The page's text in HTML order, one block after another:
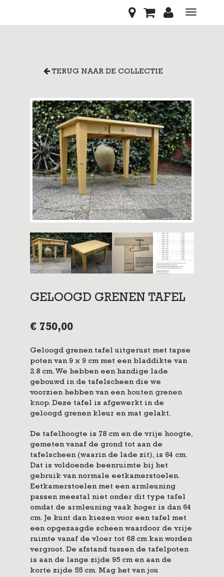
Toggle
TERUG NAAR DE COLLECTIE
GELOOGD GRENEN TAFEL
€ 750,00
Geloogd grenen tafel uitgerust met tapse
poten van 9 x 9 cm met een bladdikte van
2.8 cm. We hebben een handige lade
gebouwd in de tafelscheen die we
voorzien hebben van een houten grenen
knop. Deze tafel is afgewerkt in de
geloogd grenen kleur en mat gelakt.
De tafelhoogte is 78 cm en de vrije hoogte,
gemeten vanaf de grond tot aan de
tafelscheen (waarin de lade zit), is 64 cm.
Dat is voldoende beenruimte bij het
gebruik van normale eetkamerstoelen.
Eetkamerstoelen met een armleuning
passen meestal niet onder dit type tafel
omdat de armleuning vaak hoger is dan 64
cm. Je kunt dan kiezen voor een tafel met
een opgezaagde scheen waardoor de vrije
ruimte vanaf de vloer tot 68 cm kan worden
vergroot. De afstand tussen de tafelpoten
is aan de lange zijde 95 cm en aan de
korte zijde 55 cm. Mag het van jou